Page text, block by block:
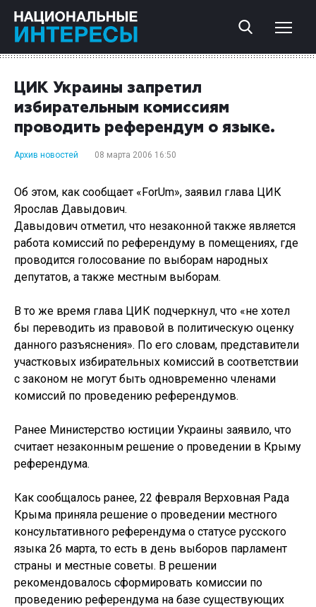
ЦИК Украины запретил
избирательным комиссиям
проводить референдум о языке.
Архив новостей 08 марта 2006 16:50
Об этом, как сообщает «ForUm», заявил глава ЦИК
Ярослав Давыдович.
Давыдович отметил, что незаконной также является
работа комиссий по референдуму в помещениях, где
проводится голосование по выборам народных
депутатов, а также местным выборам.
В то же время глава ЦИК подчеркнул, что «не хотел
бы переводить из правовой в политическую оценку
данного разъяснения». По его словам, представители
участковых избирательных комиссий в соответствии
с законом не могут быть одновременно членами
комиссий по проведению референдумов.
Ранее Министерство юстиции Украины заявило, что
считает незаконным решение о проведении в Крыму
референдума.
Как сообщалось ранее, 22 февраля Верховная Рада
Крыма приняла решение о проведении местного
консультативного референдума о статусе русского
языка 26 марта, то есть в день выборов парламент
страны и местные советы. В решении
рекомендовалось сформировать комиссии по
проведению референдума на базе существующих